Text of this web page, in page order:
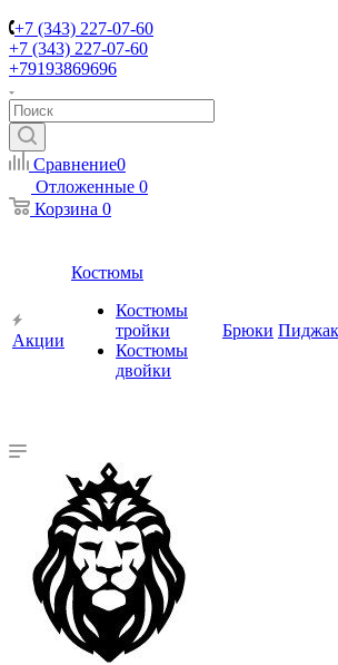
+7 (343) 227-07-60
+7 (343) 227-07-60
+79193869696
Сравнение0
Отложенные 0
Корзина 0
Акции
Костюмы
Костюмы
тройки
Костюмы
двойки
Брюки